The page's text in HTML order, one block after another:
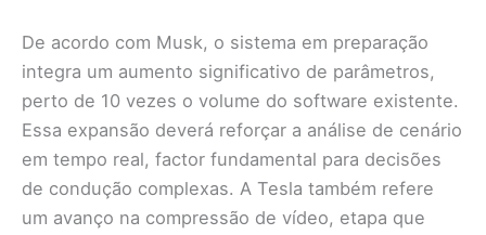
De acordo com Musk, o sistema em preparação
integra um aumento significativo de parâmetros,
perto de 10 vezes o volume do software existente.
Essa expansão deverá reforçar a análise de cenário
em tempo real, factor fundamental para decisões
de condução complexas. A Tesla também refere
um avanço na compressão de vídeo, etapa que